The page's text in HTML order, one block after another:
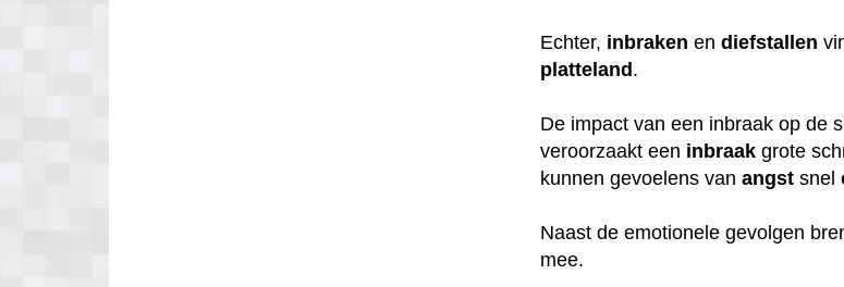
Echter, inbraken endiefstallen
platteland.
De impact van een inbraak op de
veroorzaakt een inbraak grote
kunnen gevoelens vanangst snel
Naast de emotionele gevolgen
mee.